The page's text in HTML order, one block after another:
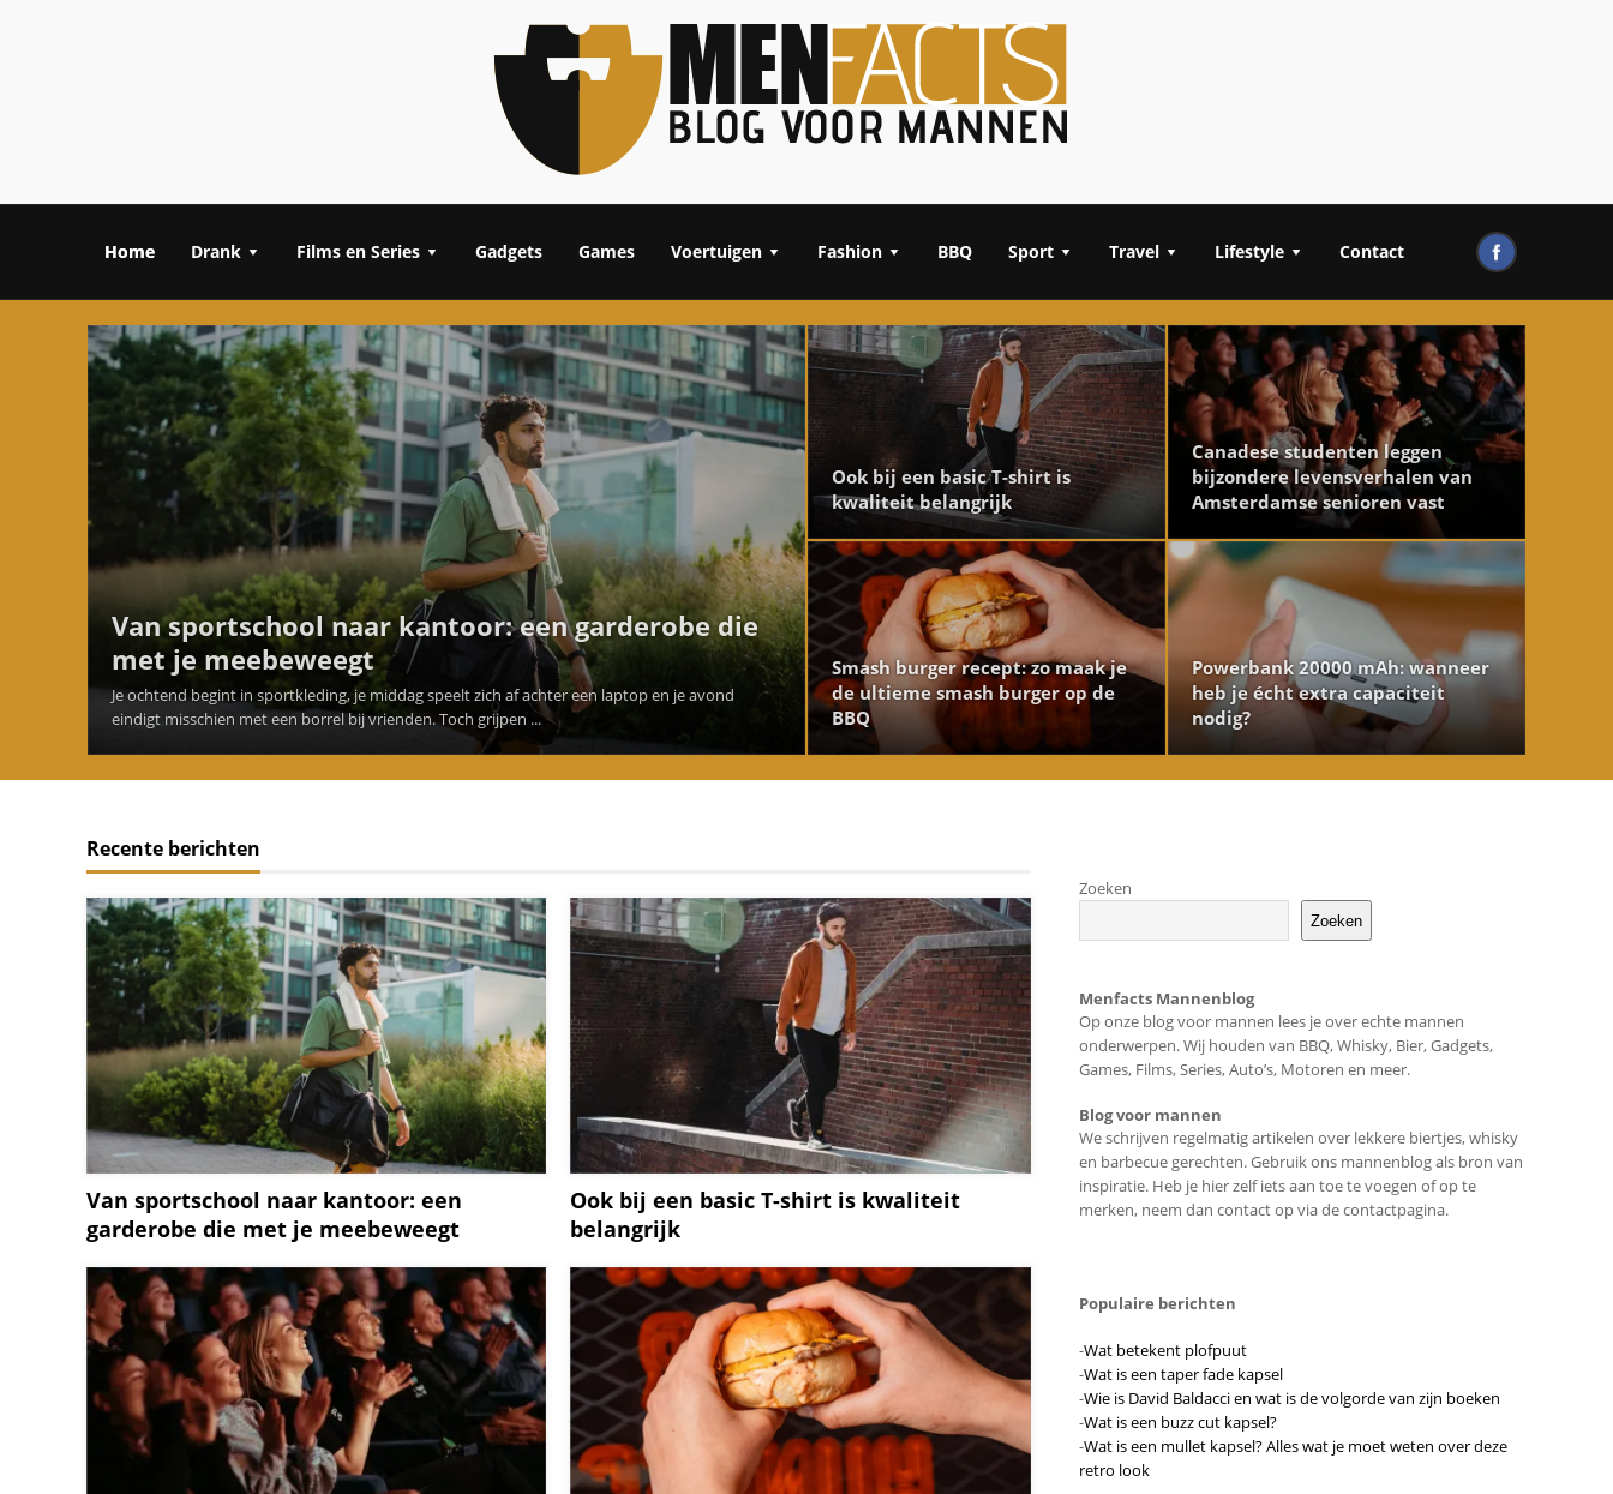
Home Drank Films en Series Gadgets Games Voertuigen Fashion BBQ Sport Travel Lifestyle Contact
Van sportschool naar kantoor: een garderobe die
met je meebeweegt
Je ochtend begint in sportkleding, je middag speelt zich af achter een laptop en je avond
eindigt misschien met een borrel bij vrienden. Toch grijpen ...
Ook bij een basic T-shirt is
kwaliteit belangrijk
Canadese studenten leggen
bijzondere levensverhalen van
Amsterdamse senioren vast
Smash burger recept: zo maak je
de ultieme smash burger op de
BBQ
Powerbank 20000 mAh: wanneer
heb je écht extra capaciteit
nodig?
Recente berichten
Van sportschool naar kantoor: een
garderobe die met je meebeweegt
Ook bij een basic T-shirt is kwaliteit
belangrijk
Zoeken
Zoeken
Menfacts Mannenblog
Op onze blog voor mannen lees je over echte mannen
onderwerpen. Wij houden van BBQ, Whisky, Bier, Gadgets,
Games, Films, Series, Auto’s, Motoren en meer.
Blog voor mannen
We schrijven regelmatig artikelen over lekkere biertjes, whisky
en barbecue gerechten. Gebruik ons mannenblog als bron van
inspiratie. Heb je hier zelf iets aan toe te voegen of op te
merken, neem dan contact op via de contactpagina.
Populaire berichten
-Wat betekent plofpuut
-Wat is een taper fade kapsel
-Wie is David Baldacci en wat is de volgorde van zijn boeken
-Wat is een buzz cut kapsel?
-Wat is een mullet kapsel? Alles wat je moet weten over deze
retro look